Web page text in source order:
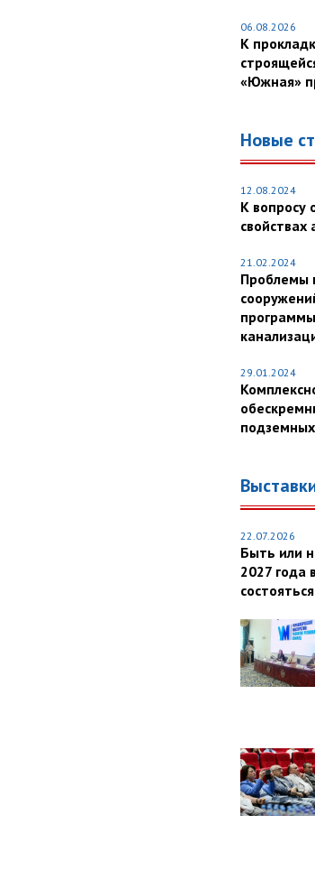
06.08.2026
К
«Южная»
Новые
12.08.2024
К вопросу
свойствах
21.02.2024
Проблемы
29.01.2024
22.07.2026
Быть или
2027 года
состояться